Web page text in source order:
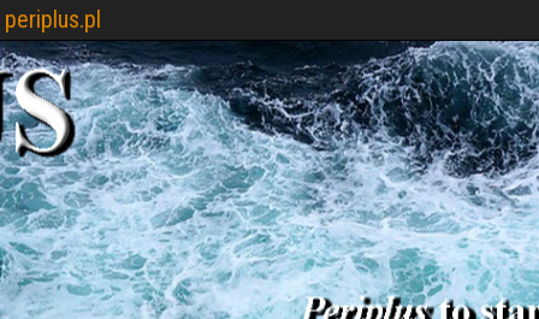
periplus.pl